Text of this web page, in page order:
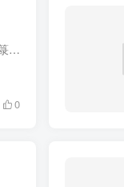
超度是道教宫观经常做的法事。传统的叫法是“黄箓斋”，或者是炼度道场。黄箓是登记仙人名字的籍簿，黄箓斋的意思就是使亡人度为仙人。《上清灵宝大法》云：“黄箓者，开度亿曾万祖，先亡后化，...
0